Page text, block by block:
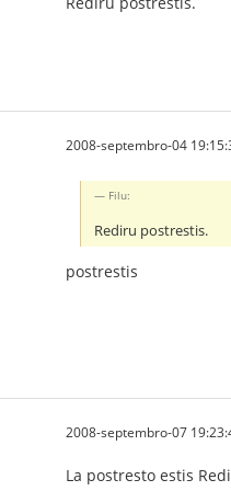
2008-septembro-04
Filu:
Rediru postrestis.
postrestis
2008-septembro-07
La postresto estis